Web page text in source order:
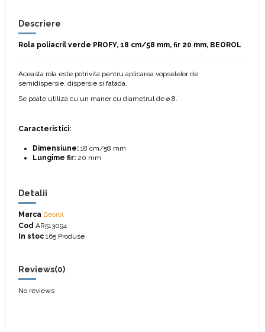
Descriere
Rola poliacril verde PROFY, 18 cm/58 mm, fir 20 mm, BEOROL
Aceasta rola este potrivita pentru aplicarea vopselelor de
semidispersie, dispersie si fatada.
Se poate utiliza cu un maner cu diametrul de ø 8.
Caracteristici:
Dimensiune: 18 cm/58 mm
Lungime fir: 20 mm
Detalii
Marca Beorol
Cod AR513094
In stoc 165 Produse
Reviews(0)
No reviews